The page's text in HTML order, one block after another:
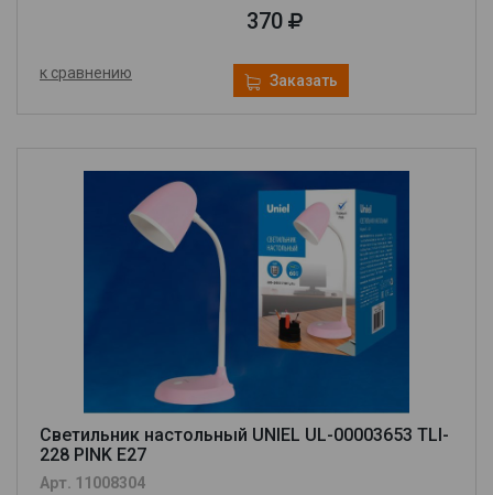
370
к сравнению Заказать
Светильник настольный UNIEL UL-00003653 TLI-
228 PINK E27
Арт. 11008304